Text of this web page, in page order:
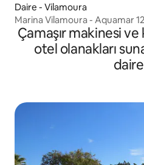
Daire - Vilamoura
Marina Vilamoura - Aquamar
Çamaşır makinesi
otel olanakları